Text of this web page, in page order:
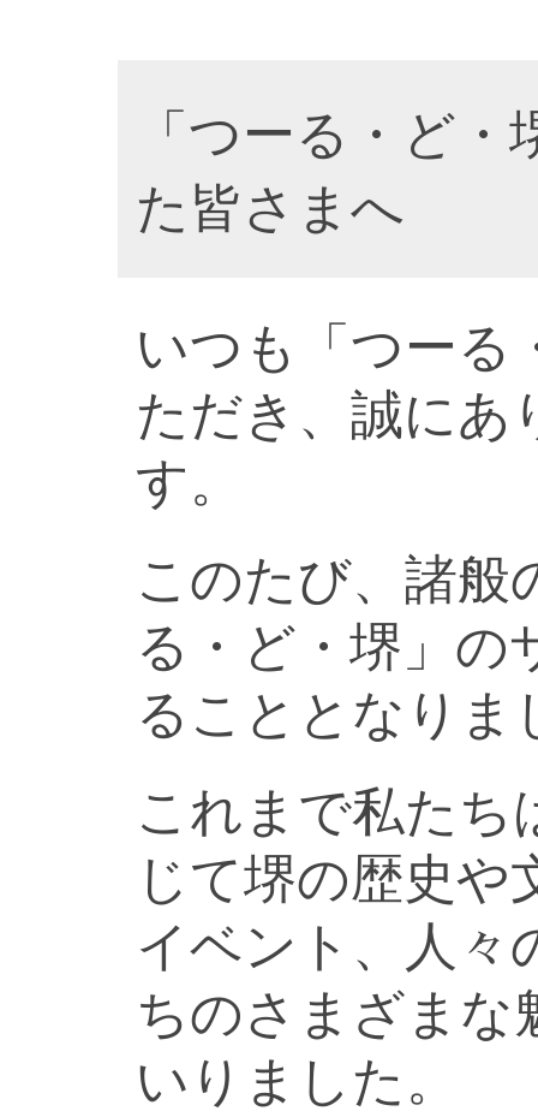
「つーる・ど
た皆さまへ
いつも「つーる
ただき、誠にあ
す。
このたび、諸般
る・ど・堺」の
ることとなりま
これまで私たち
じて堺の歴史や
イベント、人々
ちのさまざまな
いりました。